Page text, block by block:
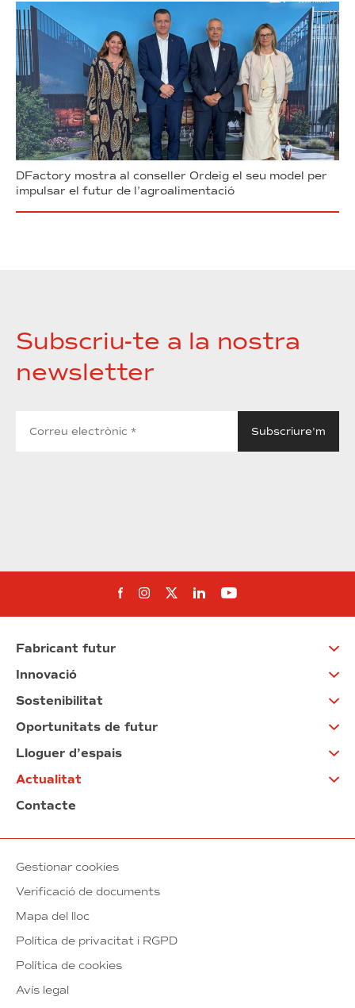
DFactory mostra al conseller Ordeig el seu model per
impulsar el futur de l’agroalimentació
Subscriu-te a la nostra
newsletter
Segueix-nos al Facebook
Segueix-nos a Instagram
Segueix-nos a Twitter
Segueix-nos a
Segueix-nos a
Fabricant futur
Innovació
Sostenibilitat
Oportunitats de futur
Lloguer d’espais
Actualitat
Contacte
Gestionar cookies
Verificació de documents
Mapa del lloc
Política de privacitat i RGPD
Política de cookies
Avís legal